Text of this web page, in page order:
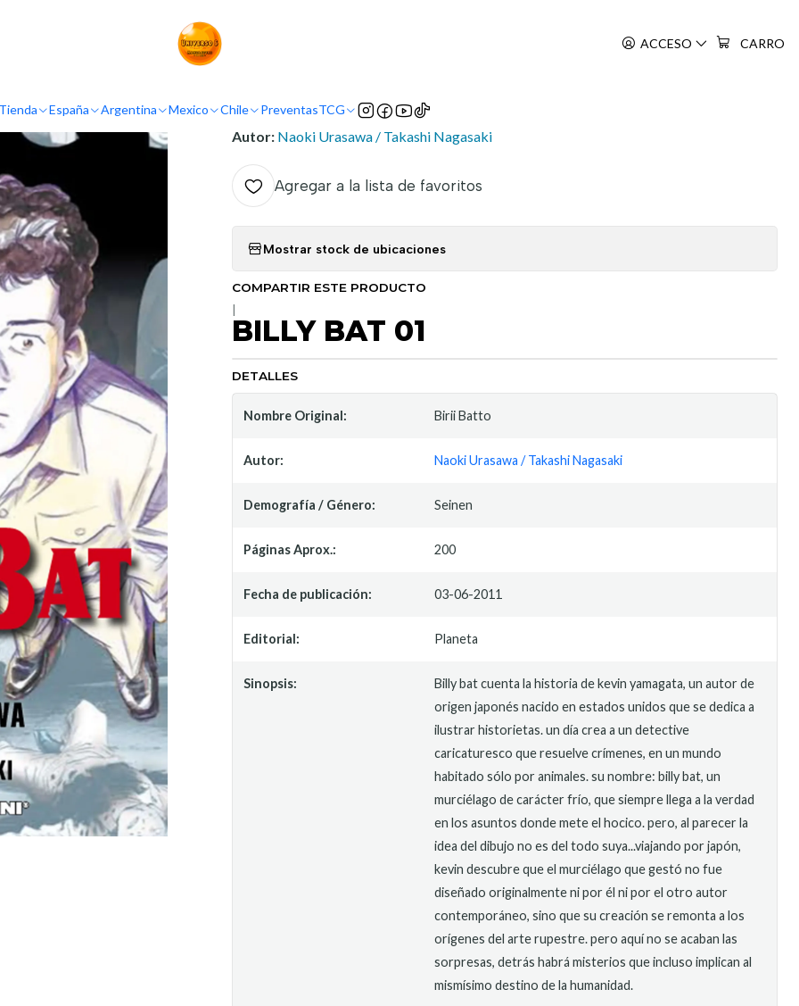
ACCESO CARRO
Tienda España Argentina Mexico Chile PreventasTCG
Nombre original:Birii Batto
Autor: Naoki Urasawa / Takashi Nagasaki
Agregar a la lista de favoritos
Mostrar stock de ubicaciones
COMPARTIR ESTE PRODUCTO
BILLY BAT 01
DETALLES
Nombre Original: Birii Batto
Autor: Naoki Urasawa / Takashi Nagasaki
Demografía / Género: Seinen
Páginas Aprox.: 200
Fecha de publicación: 03-06-2011
Editorial: Planeta
Sinopsis:
Billy bat cuenta la historia de kevin yamagata, un autor de
origen japonés nacido en estados unidos que se dedica a
ilustrar historietas. un día crea a un detective
caricaturesco que resuelve crímenes, en un mundo
habitado sólo por animales. su nombre: billy bat, un
murciélago de carácter frío, que siempre llega a la verdad
en los asuntos donde mete el hocico. pero, al parecer la
idea del dibujo no es del todo suya...viajando por japón,
kevin descubre que el murciélago que gestó no fue
diseñado originalmente ni por él ni por el otro autor
contemporáneo, sino que su creación se remonta a los
orígenes del arte rupestre. pero aquí no se acaban las
sorpresas, detrás habrá misterios que incluso implican al
mismísimo destino de la humanidad.